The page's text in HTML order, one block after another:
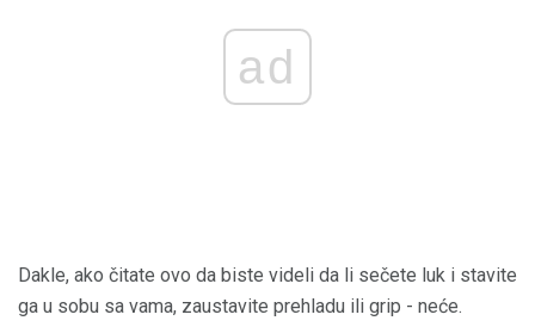
ad
Dakle, ako čitate ovo da biste videli da li sečete luk i stavite
ga u sobu sa vama, zaustavite prehladu ili grip - neće.